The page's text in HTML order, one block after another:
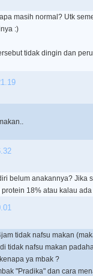
masih normal? Utk
:)
tidak dingin dan
belum anakannya? Jika
18% atau kalau
tidak nafsu makan
tidak nafsu makan
ya mbak ?
"Pradika" dan cara